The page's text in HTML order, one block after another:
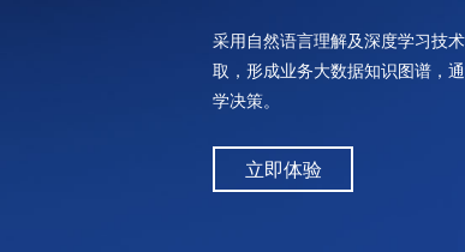
采用自然语言理解及深度学习技
取，形成业务大数据知识图谱，
学决策。
立即体验